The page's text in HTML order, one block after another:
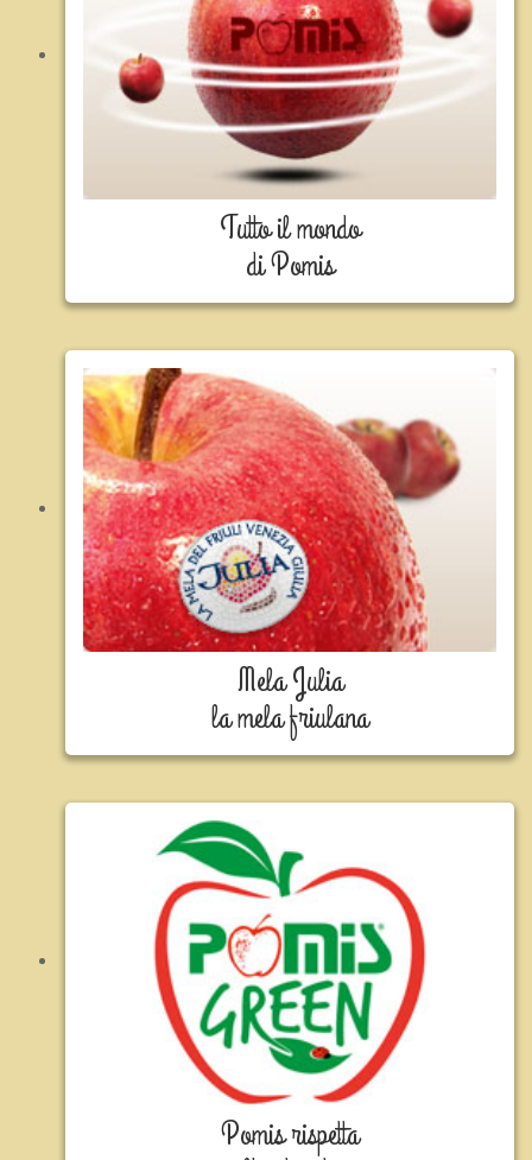
Tutto il mondo
di Pomis
Mela Julia
la mela friulana
Pomis rispetta